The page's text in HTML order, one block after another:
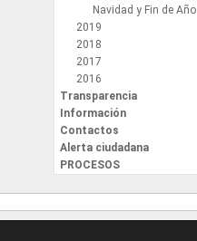
Navidad y Fin de Año
2019
2018
2017
2016
Transparencia
Información
Contactos
Alerta ciudadana
PROCESOS